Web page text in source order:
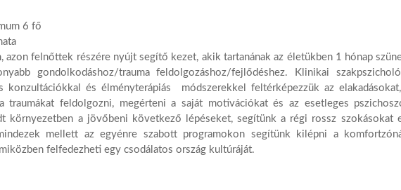
6 fő
azon felnőttek részére nyújt segítő kezet, akik tartanának az életükben 1 hónap
gondolkodáshoz/trauma feldolgozáshoz/fejlődéshez. Klinikai
konzultációkkal és élményterápiás módszerekkel feltérképezzük az
traumákat feldolgozni, megérteni a saját motivációkat és az esetleges
környezetben a jövőbeni következő lépéseket, segítünk a régi rossz szokásokat
mellett az egyénre szabott programokon segítünk kilépni a
felfedezheti egy csodálatos ország kultúráját.